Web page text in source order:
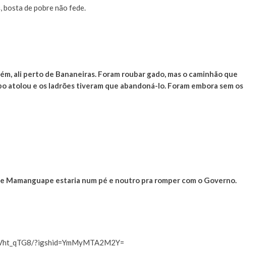
bosta de pobre não fede.
ali perto de Bananeiras. Foram roubar gado, mas o caminhão que
e os ladrões tiveram que abandoná-lo. Foram embora sem os
Mamanguape estaria num pé e noutro pra romper com o Governo.
?igshid=YmMyMTA2M2Y=